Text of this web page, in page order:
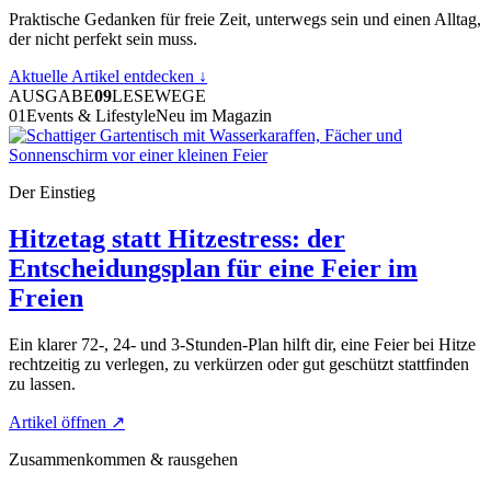
Praktische Gedanken für freie Zeit, unterwegs sein und einen Alltag,
der nicht perfekt sein muss.
Aktuelle Artikel entdecken ↓
AUSGABE09LESEWEGE
01Events & LifestyleNeu im Magazin
Der Einstieg
Hitzetag statt Hitzestress: der
Entscheidungsplan für eine Feier im
Freien
Ein klarer 72-, 24- und 3-Stunden-Plan hilft dir, eine Feier bei Hitze
rechtzeitig zu verlegen, zu verkürzen oder gut geschützt stattfinden
zu lassen.
Artikel öffnen ↗
Zusammenkommen & rausgehen